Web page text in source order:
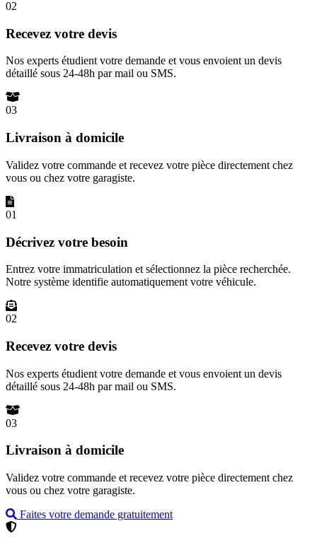
02
Recevez votre devis
Nos experts étudient votre demande et vous envoient un devis
détaillé sous 24-48h par mail ou SMS.
03
Livraison à domicile
Validez votre commande et recevez votre pièce directement chez
vous ou chez votre garagiste.
01
Décrivez votre besoin
Entrez votre immatriculation et sélectionnez la pièce recherchée.
Notre système identifie automatiquement votre véhicule.
02
Recevez votre devis
Nos experts étudient votre demande et vous envoient un devis
détaillé sous 24-48h par mail ou SMS.
03
Livraison à domicile
Validez votre commande et recevez votre pièce directement chez
vous ou chez votre garagiste.
Faites votre demande gratuitement